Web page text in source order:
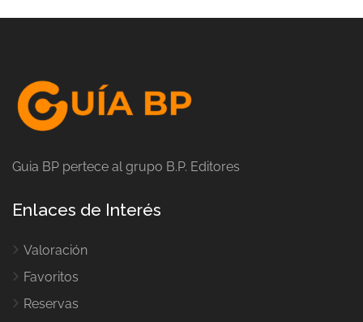
Guia BP pertece al grupo B.P. Editores
Enlaces de Interés
Valoración
Favoritos
Reservas